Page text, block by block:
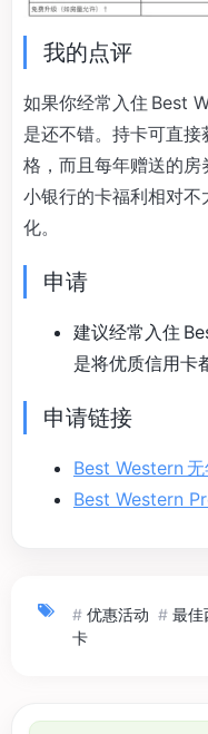
我的点评
如果你经常入住 Best
是还不错。持卡可直
格，而且每年赠送的
小银行的卡福利相对
化。
申请
建议经常入住
是将优质信用卡
申请链接
Best Western
Best Western
# 优惠活动 # 最佳
卡